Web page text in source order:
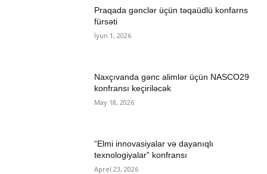
Praqada gənclər üçün təqaüdlü konfarns
fürsəti
İyun 1, 2026
Naxçıvanda gənc alimlər üçün NASCO29
konfransı keçiriləcək
May 18, 2026
“Elmi innovasiyalar və dayanıqlı
texnologiyalar” konfransı
Aprel 23, 2026